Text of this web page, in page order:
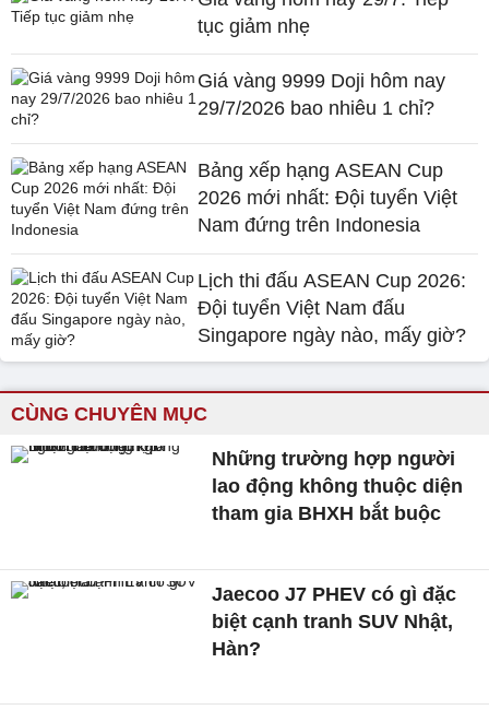
tục giảm nhẹ
Giá vàng 9999 Doji hôm nay
29/7/2026 bao nhiêu 1 chỉ?
Bảng xếp hạng ASEAN Cup
2026 mới nhất: Đội tuyển Việt
Nam đứng trên Indonesia
Lịch thi đấu ASEAN Cup 2026:
Đội tuyển Việt Nam đấu
Singapore ngày nào, mấy giờ?
CÙNG CHUYÊN MỤC
Những trường hợp người
lao động không thuộc diện
tham gia BHXH bắt buộc
Jaecoo J7 PHEV có gì đặc
biệt cạnh tranh SUV Nhật,
Hàn?